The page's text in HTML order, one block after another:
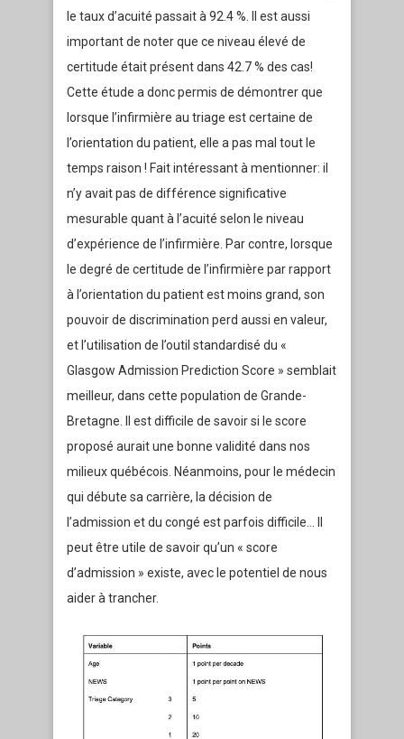
le taux d’acuité passait à 92.4 %. Il est aussi
important de noter que ce niveau élevé de
certitude était présent dans 42.7 % des cas!
Cette étude a donc permis de démontrer que
lorsque l’infirmière au triage est certaine de
l’orientation du patient, elle a pas mal tout le
temps raison ! Fait intéressant à mentionner: il
n’y avait pas de différence significative
mesurable quant à l’acuité selon le niveau
d’expérience de l’infirmière. Par contre, lorsque
le degré de certitude de l’infirmière par rapport
à l’orientation du patient est moins grand, son
pouvoir de discrimination perd aussi en valeur,
et l’utilisation de l’outil standardisé du «
Glasgow Admission Prediction Score » semblait
meilleur, dans cette population de Grande-
Bretagne. Il est difficile de savoir si le score
proposé aurait une bonne validité dans nos
milieux québécois. Néanmoins, pour le médecin
qui débute sa carrière, la décision de
l’admission et du congé est parfois difficile… Il
peut être utile de savoir qu’un « score
d’admission » existe, avec le potentiel de nous
aider à trancher.